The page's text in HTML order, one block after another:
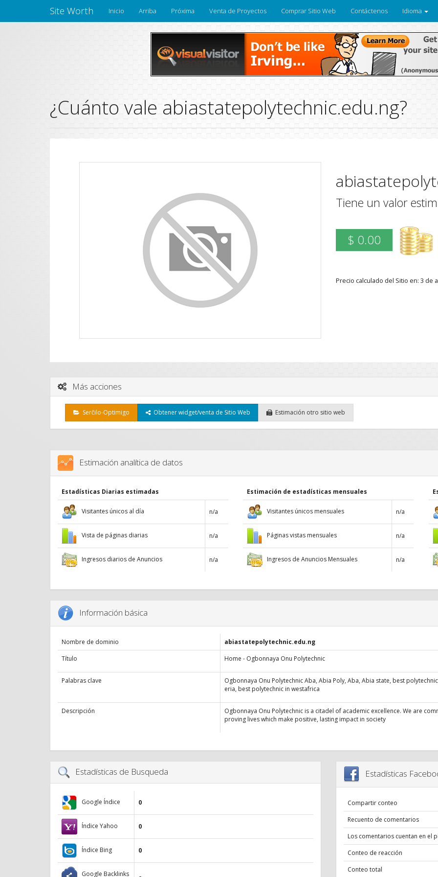
Site Worth Inicio Arriba Próxima Venta de Proyectos Comprar Sitio Web Contáctenos Idioma
¿Cuánto vale abiastatepolytechnic.edu.ng?
Tiene un valor
$ 0.00
Precio calculado del Sitio en: 3
Más acciones
Serĉilo-Optimigo Obtener widget/venta de Sitio Web Estimación otro sitio web
Estimación analítica de datos
Estadísticas Diarias estimadas
Visitantes únicos al día n/a
Vista de páginas diarias n/a
Ingresos diarios de Anuncios n/a
Estimación de estadísticas mensuales
Visitantes únicos mensuales n/a
Páginas vistas mensuales n/a
Ingresos de Anuncios Mensuales n/a
Información básica
Nombre de dominio
abiastatepolytechnic.edu.ng
Título
Home - Ogbonnaya Onu Polytechnic
Palabras clave
Ogbonnaya Onu Polytechnic Aba, Abia Poly, Aba, Abia state, best
eria, best polytechnic in westafrica
Descripción
Ogbonnaya Onu Polytechnic is a citadel of academic excellence. We are
proving lives which make positive, lasting impact in society
Estadísticas de Busqueda
Google Índice 0
Índice Yahoo 0
Índice Bing 0
Google Backlinks
Estadísticas
Compartir conteo
Recuento de comentarios
Los comentarios cuentan en el
Conteo de reacción
Conteo total